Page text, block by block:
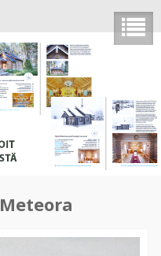
Meteora